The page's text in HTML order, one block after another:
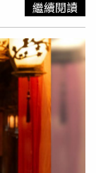
親獨自照顧他與
與母親團聚，自
每天中午回家煮
把新竹弓。李天
只是玩具，而
理解，也讓他
牽掛又必須放
「叮噹」一
通知，處理完
轉化為角色因
眾黨曾有在總統
紀錄。張啟楷透
力動員地方樁
經出線的張啟
政黨合作『典
就是民眾黨與
選揭曉之前，
，這句話讓整
楷強調：
白提名我後，
繼續閱讀